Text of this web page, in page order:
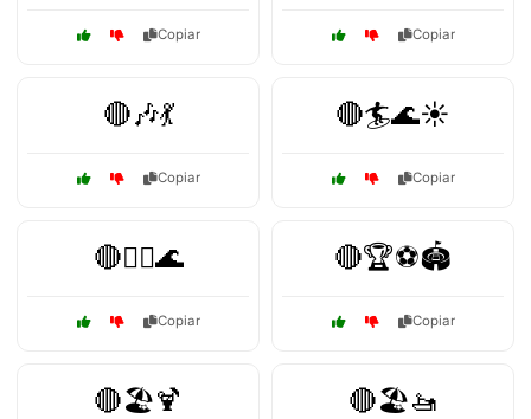
Copiar Copiar
🔴🎶💃
Copiar
🔴🏄🌊☀️
Copiar
🔴🏄‍♂️🌊
Copiar
🔴🏆⚽🏟️
Copiar
🔴🏖️🍹 🔴🏖️🚤